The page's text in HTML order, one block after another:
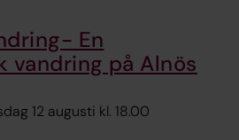
En
vandring på Alnös
12 augusti kl. 18.00